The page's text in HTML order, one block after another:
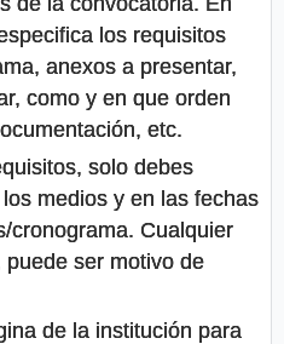
los requisitos
anexos a presentar,
como y en que orden
etc.
solo debes
medios y en las fechas
cronograma. Cualquier
ser motivo de
de la institución para